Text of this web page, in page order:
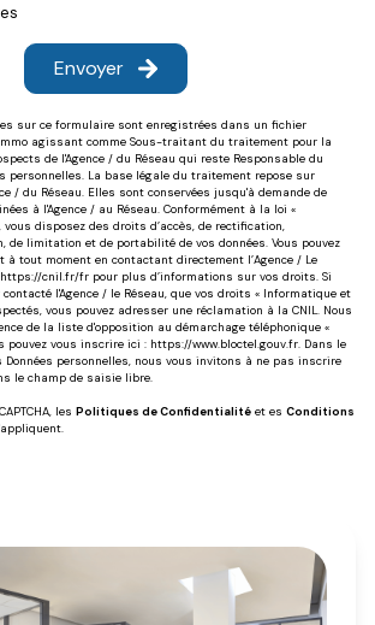
Envoyer
sur ce formulaire sont enregistrées dans un fichier
agissant comme Sous-traitant du traitement pour la
de l'Agence / du Réseau qui reste Responsable du
personnelles. La base légale du traitement repose sur
/ du Réseau. Elles sont conservées jusqu'à demande de
à l'Agence / au Réseau. Conformément à la loi «
disposez des droits d’accès, de rectification,
de limitation et de portabilité de vos données. Vous pouvez
à tout moment en contactant directement l’Agence / Le
https://cnil.fr/fr pour plus d’informations sur vos droits. Si
l'Agence / le Réseau, que vos droits « Informatique et
vous pouvez adresser une réclamation à la CNIL. Nous
de la liste d'opposition au démarchage téléphonique «
pouvez vous inscrire ici : https://www.bloctel.gouv.fr. Dans le
Données personnelles, nous vous invitons à ne pas inscrire
le champ de saisie libre.
les Politiques de Confidentialité et es Conditions